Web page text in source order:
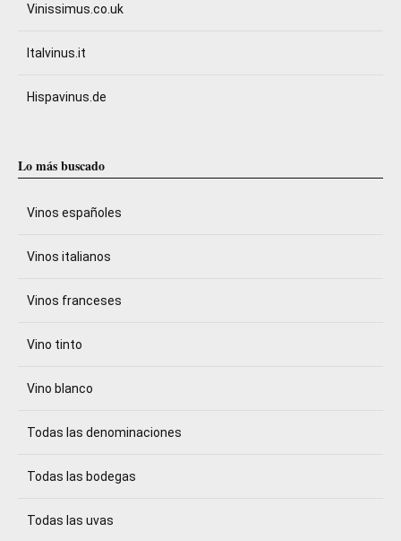
Vinissimus.co.uk
Italvinus.it
Hispavinus.de
Lo más buscado
Vinos españoles
Vinos italianos
Vinos franceses
Vino tinto
Vino blanco
Todas las denominaciones
Todas las bodegas
Todas las uvas